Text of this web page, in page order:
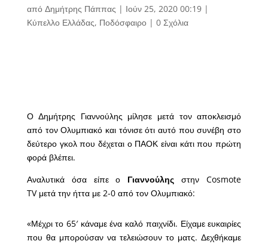
από Δημήτρης Πάππας | Ιούν 25, 2020 00:19|
Κύπελλο Ελλάδας, Ποδόσφαιρο| 0 Σχόλια
Ο Δημήτρης Γιαννούλης μίλησε μετά τον αποκλεισμό
από τον Ολυμπιακό και τόνισε ότι αυτό που συνέβη στο
δεύτερο γκολ που δέχεται ο ΠΑΟΚ είναι κάτι που πρώτη
φορά βλέπει.
Αναλυτικά όσα είπε ο Γιαννούλης στην Cosmote
TV μετά την ήττα με 2-0 από τον Ολυμπιακό:
«Μέχρι το 65′ κάναμε ένα καλό παιχνίδι. Είχαμε ευκαιρίες
που θα μπορούσαν να τελειώσουν το ματς. Δεχθήκαμε